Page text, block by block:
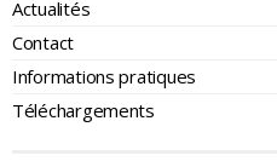
Actualités
Contact
Informations pratiques
Téléchargements